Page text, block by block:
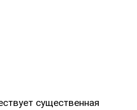
существенная